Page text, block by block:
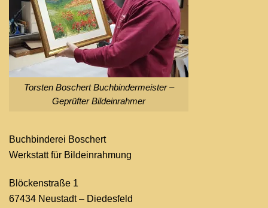
Torsten Boschert Buchbindermeister –
Geprüfter Bildeinrahmer
Buchbinderei Boschert
Werkstatt für Bildeinrahmung
Blöckenstraße 1
67434 Neustadt – Diedesfeld